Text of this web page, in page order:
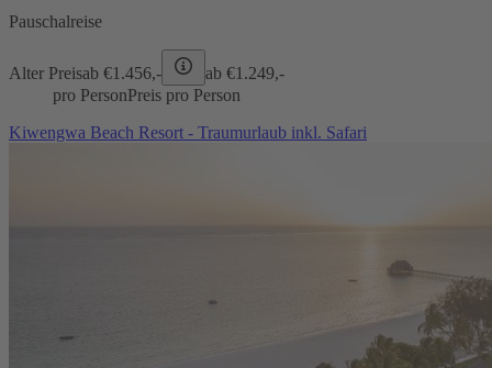
Pauschalreise
Alter Preisab €1.456,- ab €1.249,-
pro PersonPreis pro Person
Kiwengwa Beach Resort - Traumurlaub inkl. Safari